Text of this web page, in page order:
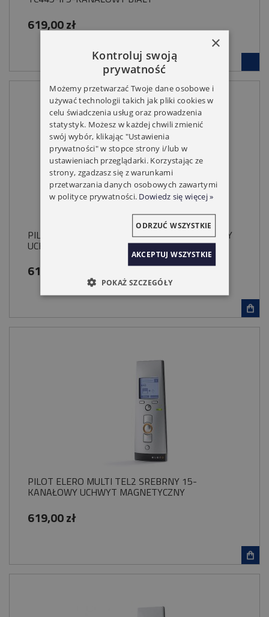
619,00 zł
PILOT ELERO MULTI TEL2 TITAN 15-KANAŁOWY
UCHWYT MAGNETYCZNY
619,00 zł
PILOT ELERO MULTI TEL2 SREBRNY 15-
KANAŁOWY UCHWYT MAGNETYCZNY
619,00 zł
×
Kontroluj swoją
prywatność
Możemy przetwarzać Twoje dane osobowe i
używać technologii takich jak pliki cookies w
celu świadczenia usług oraz prowadzenia
statystyk. Możesz w każdej chwili zmienić
swój wybór, klikając "Ustawienia
prywatności" w stopce strony i/lub w
ustawieniach przeglądarki. Korzystając ze
strony, zgadzasz się z warunkami
przetwarzania danych osobowych zawartymi
w polityce prywatności. Dowiedz się więcej »
AKCEPTUJ WSZYSTKIE
ODRZUĆ WSZYSTKIE
POKAŻ SZCZEGÓŁY